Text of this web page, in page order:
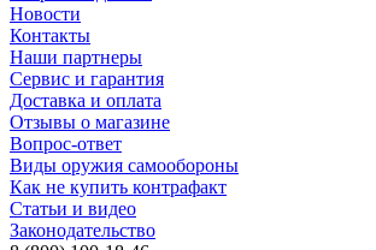
Новости
Контакты
Наши партнеры
Сервис и гарантия
Доставка и оплата
Отзывы о магазине
Вопрос-ответ
Виды оружия самообороны
Как не купить контрафакт
Статьи и видео
Законодательство